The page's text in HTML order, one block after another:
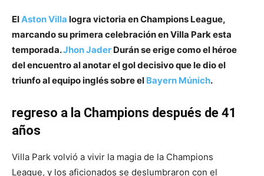
ElAston Villa logra victoria en Champions League,
marcando su primera celebración en Villa Park esta
temporada.Jhon Jader Durán se erige como el héroe
del encuentro al anotar el gol decisivo que le dio el
triunfo al equipo inglés sobre el Bayern Múnich.
regreso a la Champions después de 41
años
Villa Park volvió a vivir la magia de la Champions
League, y los aficionados se deslumbraron con el